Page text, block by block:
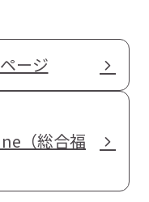
ージ
（総合福